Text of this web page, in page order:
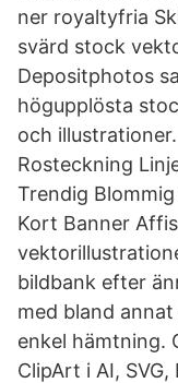
ner royaltyfria
svärd stock
Depositphotos
högupplösta
och
Rosteckning
Trendig
Kort Banner
bildbank efter
med bland
enkel hämtning.
ClipArt i AI,